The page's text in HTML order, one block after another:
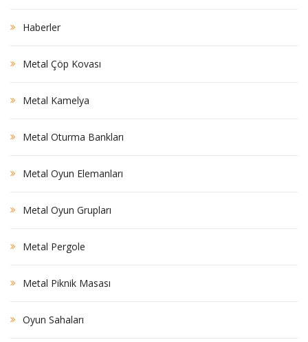
Haberler
Metal Çöp Kovası
Metal Kamelya
Metal Oturma Bankları
Metal Oyun Elemanları
Metal Oyun Grupları
Metal Pergole
Metal Piknik Masası
Oyun Sahaları